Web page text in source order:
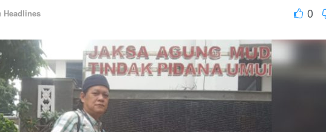
Headlines 0